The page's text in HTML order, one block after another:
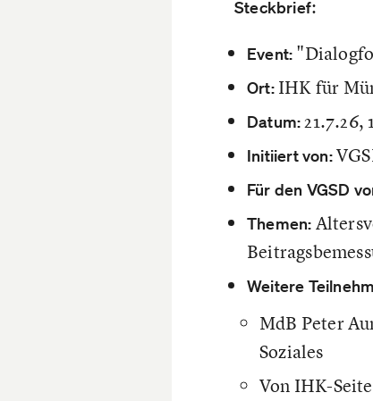
Steckbrief:
Event:
Ort:IHK für
Datum:
Initiiert von:
Für den VGSD
Themen:
Weitere
MdB Peter
Soziales
Von IHK-